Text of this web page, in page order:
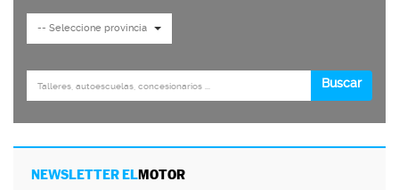
NEWSLETTER ELMOTOR